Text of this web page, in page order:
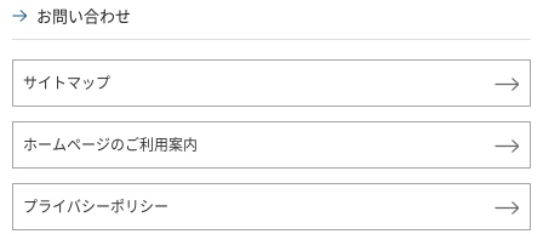
お問い合わせ
サイトマップ
ホームページのご利用案内
プライバシーポリシー